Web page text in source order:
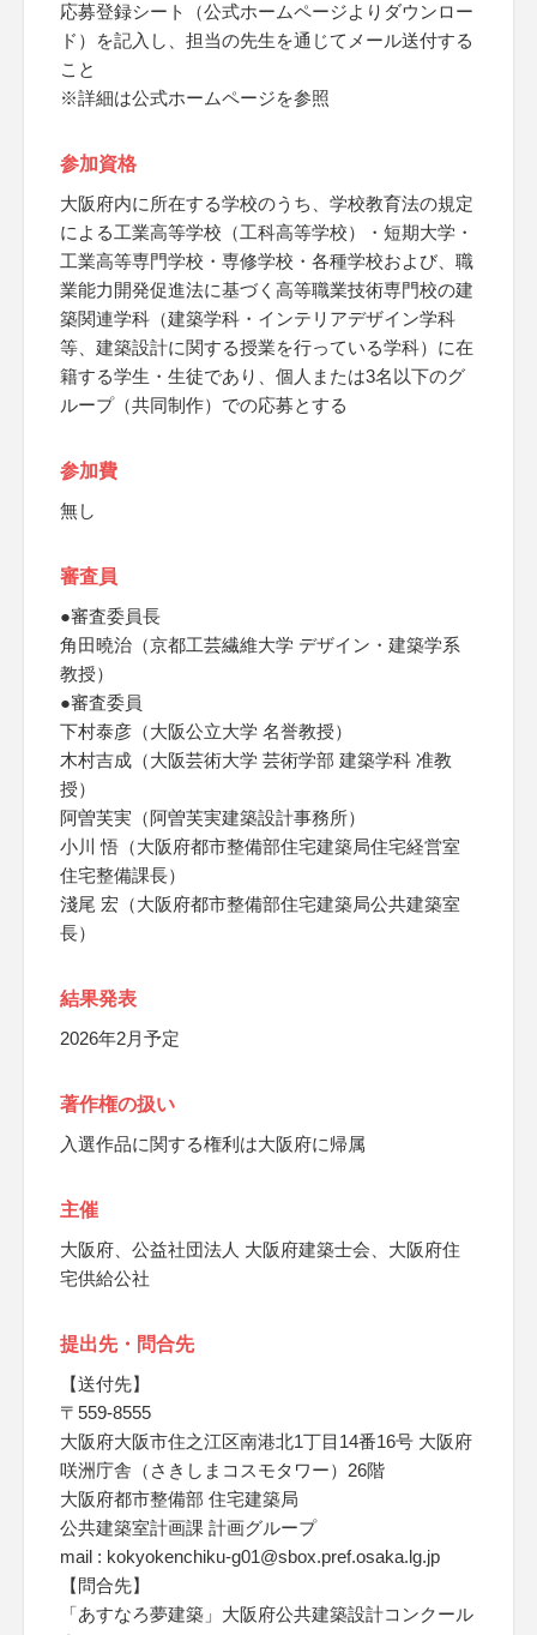
応募登録シート（公式ホームページよりダウンロー
ド）を記入し、担当の先生を通じてメール送付する
こと
※詳細は公式ホームページを参照
参加資格
大阪府内に所在する学校のうち、学校教育法の規定
による工業高等学校（工科高等学校）・短期大学・
工業高等専門学校・専修学校・各種学校および、職
業能力開発促進法に基づく高等職業技術専門校の建
築関連学科（建築学科・インテリアデザイン学科
等、建築設計に関する授業を行っている学科）に在
籍する学生・生徒であり、個人または3名以下のグ
ループ（共同制作）での応募とする
参加費
無し
審査員
●審査委員長
角田曉治（京都工芸繊維大学 デザイン・建築学系
教授）
●審査委員
下村泰彦（大阪公立大学 名誉教授）
木村吉成（大阪芸術大学 芸術学部 建築学科 准教
授）
阿曽芙実（阿曽芙実建築設計事務所）
小川 悟（大阪府都市整備部住宅建築局住宅経営室
住宅整備課長）
淺尾 宏（大阪府都市整備部住宅建築局公共建築室
長）
結果発表
2026年2月予定
著作権の扱い
入選作品に関する権利は大阪府に帰属
主催
大阪府、公益社団法人 大阪府建築士会、大阪府住
宅供給公社
提出先・問合先
【送付先】
〒559-8555
大阪府大阪市住之江区南港北1丁目14番16号 大阪府
咲洲庁舎（さきしまコスモタワー）26階
大阪府都市整備部 住宅建築局
公共建築室計画課 計画グループ
mail : kokyokenchiku-g01@sbox.pref.osaka.lg.jp
【問合先】
「あすなろ夢建築」大阪府公共建築設計コンクール